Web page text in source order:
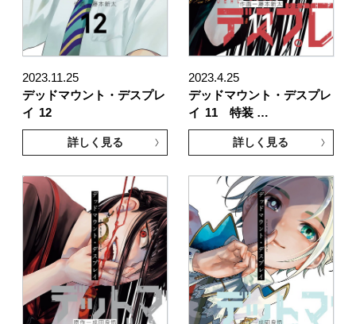
2023.11.25
デッドマウント・デスプレ
イ 12
詳しく見る
2023.4.25
デッドマウント・デスプレ
イ 11 特装 …
詳しく見る